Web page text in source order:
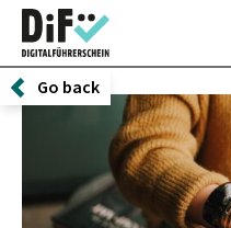
Go back